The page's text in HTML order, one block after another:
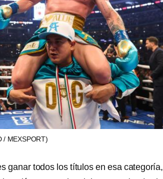
/ MEXSPORT)
ganar todos los títulos en esa categoría,